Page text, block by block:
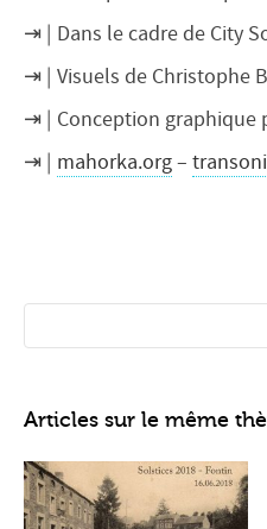
Dans le cadre de City
Visuels de Christophe
Conception graphique
mahorka.org–
Articles sur le même